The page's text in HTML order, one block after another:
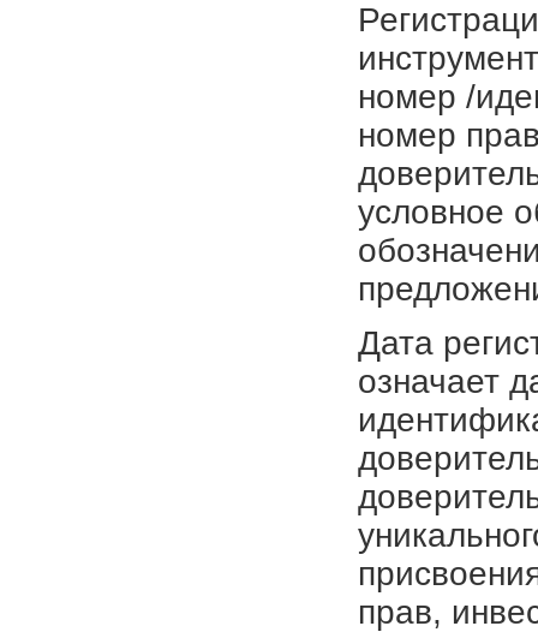
номер /
номер
условное
Дата
означает
прав,